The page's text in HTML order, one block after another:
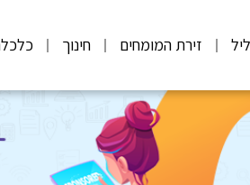
זירת המומחים חינוך